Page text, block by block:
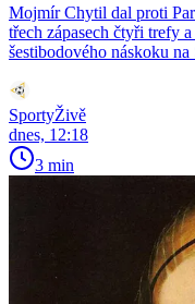
Mojmír Chytil dal proti
třech zápasech čtyři trefy
šestibodového náskoku na
SportyŽivě
dnes, 12:18
3 min